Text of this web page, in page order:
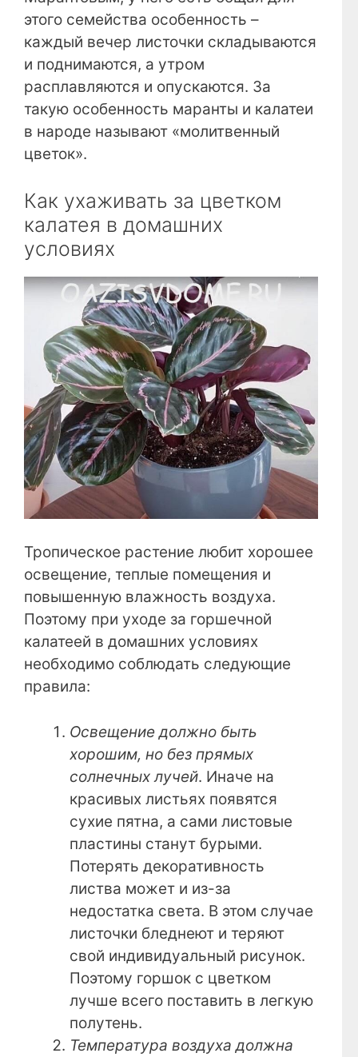
этого семейства особенность –
каждый вечер листочки складываются
и поднимаются, а утром
расплавляются и опускаются. За
такую особенность маранты и калатеи
в народе называют «молитвенный
цветок».
Как ухаживать за цветком
калатея в домашних
условиях
Тропическое растение любит хорошее
освещение, теплые помещения и
повышенную влажность воздуха.
Поэтому при уходе за горшечной
калатеей в домашних условиях
необходимо соблюдать следующие
правила:
Освещение должно быть
хорошим, но без прямых
солнечных лучей. Иначе на
красивых листьях появятся
сухие пятна, а сами листовые
пластины станут бурыми.
Потерять декоративность
листва может и из-за
недостатка света. В этом случае
листочки бледнеют и теряют
свой индивидуальный рисунок.
Поэтому горшок с цветком
лучше всего поставить в легкую
полутень.
Температура воздуха должна